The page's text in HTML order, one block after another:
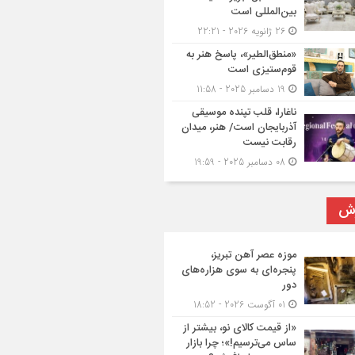
بین‌المللی است
«منطق‌الطیر»، پاسخ هنر به
قوم‌ستیزی است
ناغارا، قلب تپنده موسیقی
آذربایجان است/ هنر، میدان
رقابت نیست
موزه عصر آهن تبریز،
پنجره‌ای به سوی هزاره‌های
دور
«از قیمت کالای نو، بیشتر از
ساس می‌ترسیم!»؛ چرا بازار